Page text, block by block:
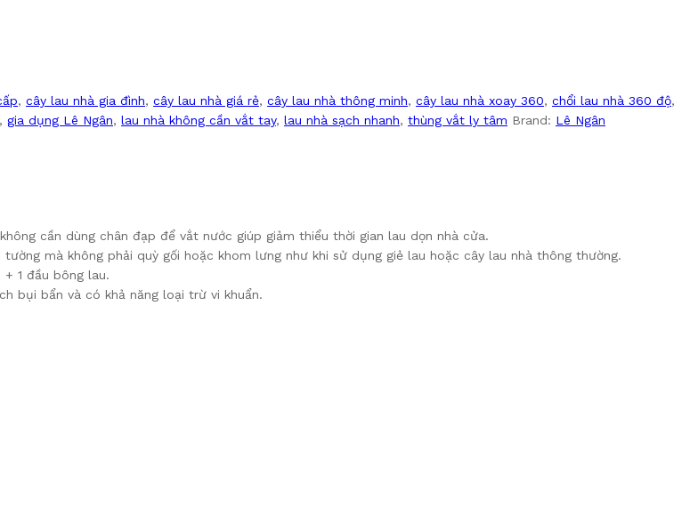
, cây lau nhà gia đình, cây lau nhà giá rẻ, cây lau nhà thông minh, cây lau nhà xoay 360, chổi lau nhà 360 độ,
, gia dụng Lê Ngân, lau nhà không cần vắt tay, lau nhà sạch nhanh, thùng vắt ly tâm Brand: Lê Ngân
cần dùng chân đạp để vắt nước giúp giảm thiểu thời gian lau dọn nhà cửa.
mà không phải quỳ gối hoặc khom lưng như khi sử dụng giẻ lau hoặc cây lau nhà thông thường.
1 đầu bông lau.
bụi bẩn và có khả năng loại trừ vi khuẩn.